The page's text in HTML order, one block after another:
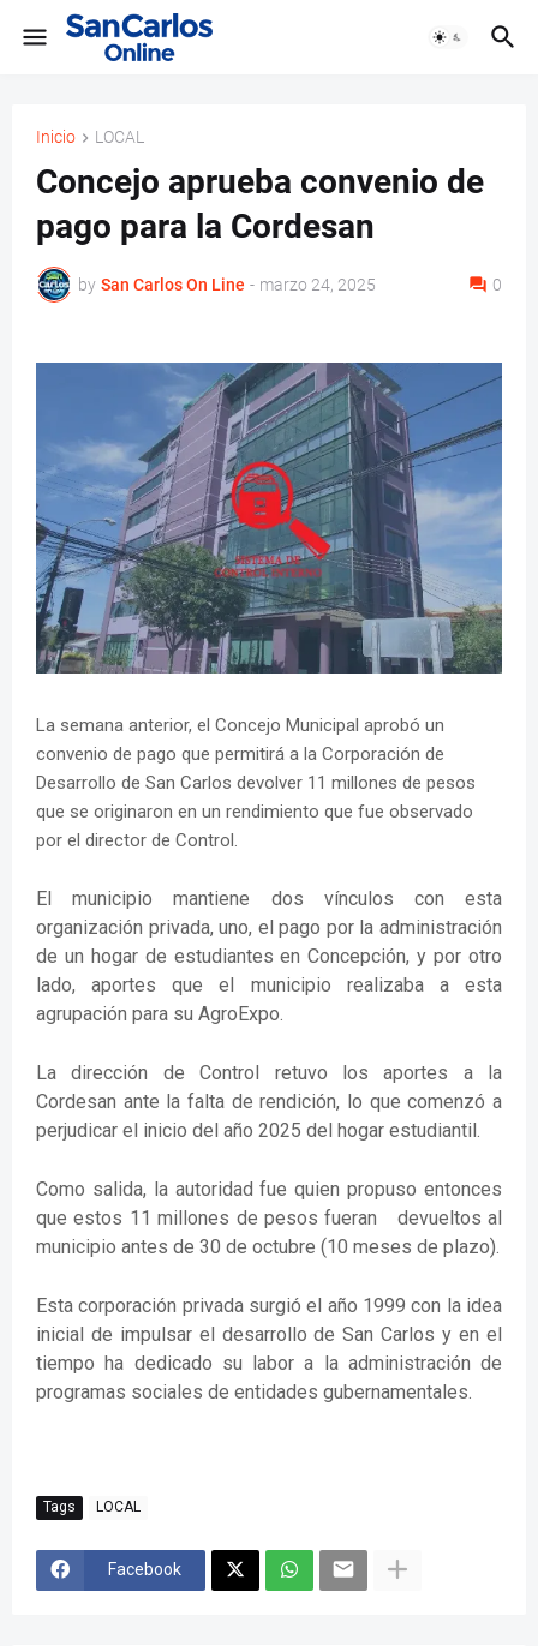
Inicio LOCAL
Concejo aprueba convenio de
pago para la Cordesan
by San Carlos On Line - marzo 24, 2025 0
La semana anterior, el Concejo Municipal aprobó un
convenio de pago que permitirá a la Corporación de
Desarrollo de San Carlos devolver 11 millones de pesos
que se originaron en un rendimiento que fue observado
por el director de Control.
El municipio mantiene dos vínculos con esta
organización privada, uno, el pago por la administración
de un hogar de estudiantes en Concepción, y por otro
lado, aportes que el municipio realizaba a esta
agrupación para su AgroExpo.
La dirección de Control retuvo los aportes a la
Cordesan ante la falta de rendición, lo que comenzó a
perjudicar el inicio del año 2025 del hogar estudiantil.
Como salida, la autoridad fue quien propuso entonces
que estos 11 millones de pesos fueran devueltos al
municipio antes de 30 de octubre (10 meses de plazo).
Esta corporación privada surgió el año 1999 con la idea
inicial de impulsar el desarrollo de San Carlos y en el
tiempo ha dedicado su labor a la administración de
programas sociales de entidades gubernamentales.
Tags LOCAL
Facebook